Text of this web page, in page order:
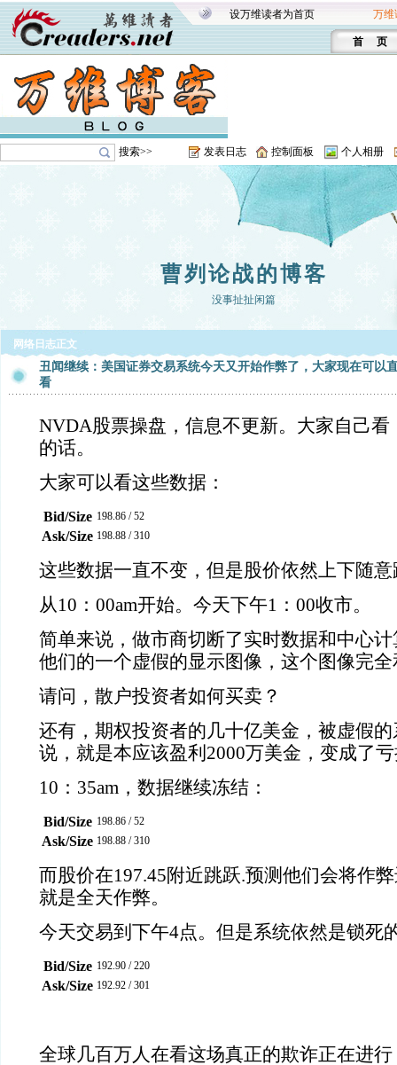
设万维读者为首页 万维
首 页
搜索>> 发表日志 控制面板 个人相册
曹刿论战的博客
没事扯扯闲篇
网络日志正文
丑闻继续：美国证券交易系统今天又开始作弊了，大家现在可以
看
NVDA股票操盘，信息不更新。大家自己看
的话。
大家可以看这些数据：
Bid/Size 198.86 /52
Ask/Size 198.88 /310
这些数据一直不变，但是股价依然上下随意
从10：00am开始。今天下午1：00收市。
简单来说，做市商切断了实时数据和中心
他们的一个虚假的显示图像，这个图像完
请问，散户投资者如何买卖？
还有，期权投资者的几十亿美金，被虚假
说，就是本应该盈利2000万美金，变成了
10：35am，数据继续冻结：
Bid/Size 198.86 /52
Ask/Size 198.88 /310
而股价在197.45附近跳跃.预测他们会将作
就是全天作弊。
今天交易到下午4点。但是系统依然是锁死
Bid/Size 192.90 /220
Ask/Size 192.92 /301
全球几百万人在看这场真正的欺诈正在进